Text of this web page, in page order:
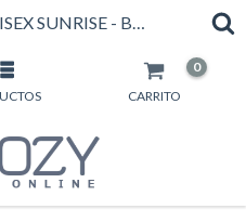
TRITOP GRADIENT UNISEX SUNRISE - BEIGE -
CARRITO
0